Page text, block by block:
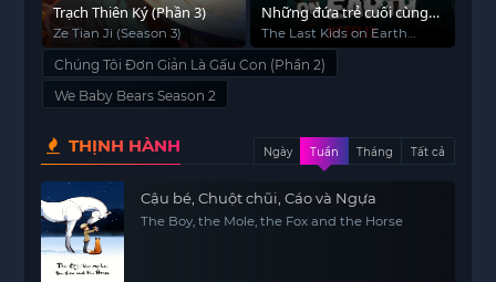
Trạch Thiên Ký (Phần 3)
Ze Tian Ji (Season 3)
Những đứa trẻ cuối cùng
trên Trái Đất (Phần 2)
The Last Kids on Earth
(Season 2)
Chúng Tôi Đơn Giản Là Gấu Con (Phần 2)
We Baby Bears Season 2
THỊNH HÀNH Ngày Tuần Tháng Tất cả
Cậu bé, Chuột chũi, Cáo và Ngựa
The Boy, the Mole, the Fox and the Horse